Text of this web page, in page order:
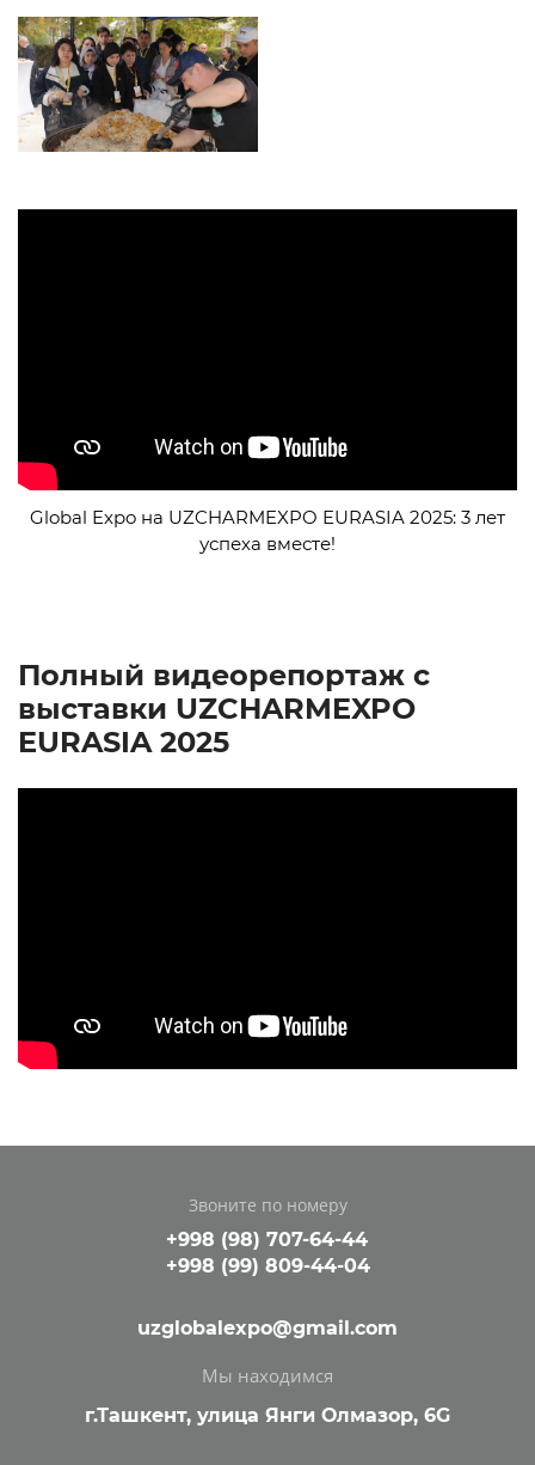
Global Expo на UZCHARMEXPO EURASIA 2025: 3 лет
успеха вместе!
Полный видеорепортаж с
выставки UZCHARMEXPO
EURASIA 2025
Звоните по номеру
+998 (98) 707-64-44
+998 (99) 809-44-04
uzglobalexpo@gmail.com
Мы находимся
г.Ташкент, улица Янги Олмазор, 6G